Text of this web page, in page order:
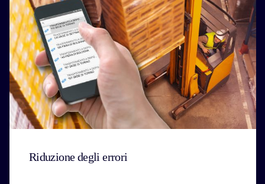
Riduzione degli errori